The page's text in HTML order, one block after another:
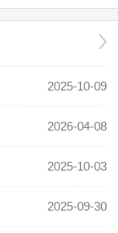
2025-10-09
2026-04-08
2025-10-03
2025-09-30